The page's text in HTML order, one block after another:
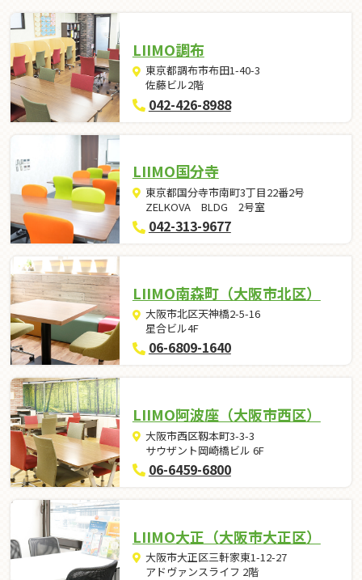
LIIMO調布
東京都調布市布田1-40-3
佐藤ビル2階
042-426-8988
LIIMO国分寺
東京都国分寺市南町3丁目22番2号
ZELKOVA BLDG 2号室
042-313-9677
LIIMO南森町（大阪市北区）
大阪市北区天神橋2-5-16
星合ビル4F
06-6809-1640
LIIMO阿波座（大阪市西区）
大阪市西区靱本町3-3-3
サウザント岡崎橋ビル 6F
06-6459-6800
LIIMO大正（大阪市大正区）
大阪市大正区三軒家東1-12-27
アドヴァンスライフ 2階